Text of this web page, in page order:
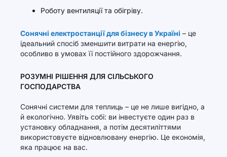
Роботу вентиляції та обігріву.
Сонячні електростанції для бізнесу в Україні – це
ідеальний спосіб зменшити витрати на енергію,
особливо в умовах її постійного здорожчання.
РОЗУМНІ РІШЕННЯ ДЛЯ СІЛЬСЬКОГО
ГОСПОДАРСТВА
Сонячні системи для теплиць – це не лише вигідно, а
й екологічно. Уявіть собі: ви інвестуєте один раз в
установку обладнання, а потім десятиліттями
використовуєте відновлювану енергію. Це економія,
яка працює на вас.